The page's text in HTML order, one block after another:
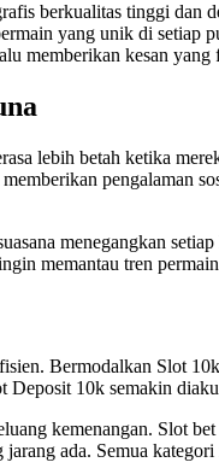
berkualitas tinggi dan
yang unik di setiap
memberikan kesan yang
lebih betah ketika
pengalaman
menegangkan
memantau tren
Bermodalkan Slot
Deposit 10k semakin
kemenangan. Slot
ada. Semua